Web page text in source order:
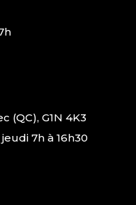
(QC), G1N 4K3
7h à 16h30